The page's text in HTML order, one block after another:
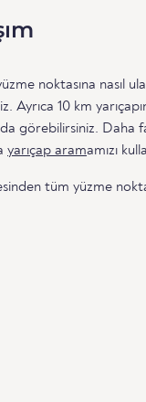
noktasına nasıl
Ayrıca 10 km
da görebilirsiniz. Daha
yarıçap aramamızı
tüm yüzme